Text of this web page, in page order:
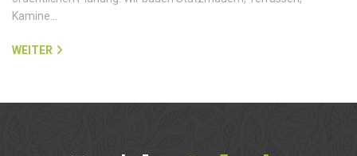
Kamine…
WEITER